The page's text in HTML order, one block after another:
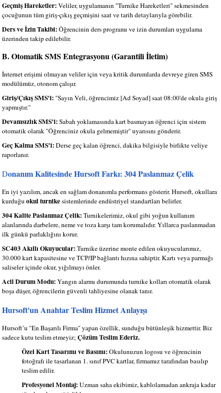
Geçmiş Hareketler:Veliler, uygulamanın "Turnike Hareketleri" sekmesinden
çocuğunun tüm giriş-çıkış geçmişini saat ve tarih detaylarıyla görebilir.
Ders ve İzin Takibi:Öğrencinin ders programı ve izin durumları uygulama
üzerinden takip edilebilir.
B. Otomatik SMS Entegrasyonu (Garantili İletim)
İnternet erişimi olmayan veliler için veya kritik durumlarda devreye giren SMS
modülümüz, otonom çalışır.
Giriş/Çıkış SMS'i: "Sayın Veli, öğrencimiz [Ad Soyad] saat 08:00'de okula giriş
yapmıştır."
Devamsızlık SMS'i:Sabah yoklamasında kart basmayan öğrenci için sistem
otomatik olarak "Öğrenciniz okula gelmemiştir" uyarısını gönderir.
Geç Kalma SMS'i:Derse geç kalan öğrenci, dakika bilgisiyle birlikte veliye
raporlanır.
Donanım Kalitesinde Hursoft Farkı: 304 Paslanmaz Çelik
En iyi yazılım, ancak en sağlam donanımla performans gösterir. Hursoft, okullara
kurduğu okul turnikesistemlerinde endüstriyel standartları belirler.
304 Kalite Paslanmaz Çelik:Turnikelerimiz, okul gibi yoğun kullanım
alanlarında darbelere, neme ve toza karşı tam korumalıdır. Yıllarca paslanmadan
ilk günkü parlaklığını korur.
SC403 Akıllı Okuyucular:Turnike üzerine monte edilen okuyucularımız,
30.000 kart kapasitesine ve TCP/IP bağlantı hızına sahiptir. Kartı veya parmağı
saliseler içinde okur, yığılmayı önler.
Acil Durum Modu:Yangın alarmı durumunda turnike kolları otomatik olarak
boşa düşer, öğrencilerin güvenli tahliyesine olanak tanır.
Hursoft'un Anahtar Teslim Hizmet Anlayışı
Hursoft’u "En Başarılı Firma" yapan özellik, sunduğu bütünleşik hizmettir. Biz
sadece kutu teslim etmeyiz; Çözüm Teslim Ederiz.
Özel Kart Tasarımı ve Basımı:Okulunuzun logosu ve öğrencinin
fotoğrafı ile tasarlanan 1. sınıf PVC kartlar, firmamız tarafından basılıp
teslim edilir.
Profesyonel Montaj:Uzman saha ekibimiz, kablolamadan ankraja kadar